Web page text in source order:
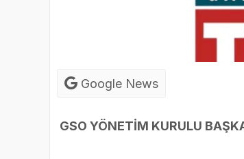
Google News
GSO YÖNETİM KURULU